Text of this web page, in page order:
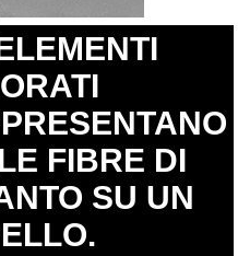
FIBRE DI
SU UN